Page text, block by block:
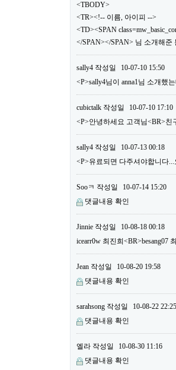
<TBODY>
<TR><!-- 이름, 아이피 -->
<TD><SPAN
</SPAN></SPAN> 님 소개해
sally4 작성일
10-07-10 15:50
<P>sally4님이 anna1님 소개했
cubictalk 작성일
10-07-10 17:10
<P>안녕하세요 고객님<BR>친
sally4 작성일
10-07-13 00:18
<P>유료되면 다주셔야합니다
Sooㅋ 작성일
10-07-14 15:20
댓글내용 확인
Jinnie 작성일
10-08-18 00:18
icearr0w 최진희<BR>besang07
Jean 작성일
10-08-20 19:58
댓글내용 확인
sarahsong 작성일
10-08-22 22:25
댓글내용 확인
엘라 작성일
10-08-30 11:16
댓글내용 확인